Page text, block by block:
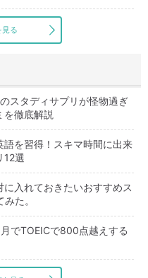
る
スタディサプリが怪物過ぎ
を徹底解説
を習得！スキマ時間に出来
12選
入れておきたいおすすめス
た。
でTOEICで800点越えする